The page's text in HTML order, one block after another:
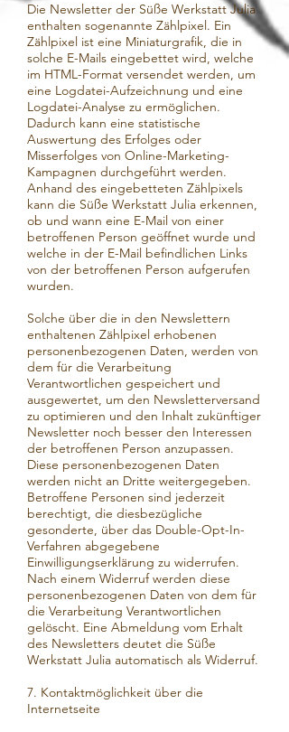
Die Newsletter der Süße Werkstatt Julia
enthalten sogenannte Zählpixel. Ein
Zählpixel ist eine Miniaturgrafik, die in
solche E-Mails eingebettet wird, welche
im HTML-Format versendet werden, um
eine Logdatei-Aufzeichnung und eine
Logdatei-Analyse zu ermöglichen.
Dadurch kann eine statistische
Auswertung des Erfolges oder
Misserfolges von Online-Marketing-
Kampagnen durchgeführt werden.
Anhand des eingebetteten Zählpixels
kann die Süße Werkstatt Julia erkennen,
ob und wann eine E-Mail von einer
betroffenen Person geöffnet wurde und
welche in der E-Mail befindlichen Links
von der betroffenen Person aufgerufen
wurden.
Solche über die in den Newslettern
enthaltenen Zählpixel erhobenen
personenbezogenen Daten, werden von
dem für die Verarbeitung
Verantwortlichen gespeichert und
ausgewertet, um den Newsletterversand
zu optimieren und den Inhalt zukünftiger
Newsletter noch besser den Interessen
der betroffenen Person anzupassen.
Diese personenbezogenen Daten
werden nicht an Dritte weitergegeben.
Betroffene Personen sind jederzeit
berechtigt, die diesbezügliche
gesonderte, über das Double-Opt-In-
Verfahren abgegebene
Einwilligungserklärung zu widerrufen.
Nach einem Widerruf werden diese
personenbezogenen Daten von dem für
die Verarbeitung Verantwortlichen
gelöscht. Eine Abmeldung vom Erhalt
des Newsletters deutet die Süße
Werkstatt Julia automatisch als Widerruf.
7. Kontaktmöglichkeit über die
Internetseite